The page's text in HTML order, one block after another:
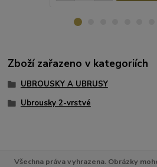
Zboží zařazeno v kategoriích
UBROUSKY A UBRUSY
Ubrousky 2-vrstvé
Všechna práva vyhrazena. Obrázky